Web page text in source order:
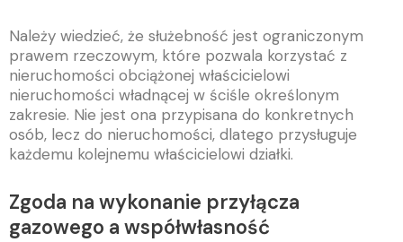
Należy wiedzieć, że służebność jest ograniczonym
prawem rzeczowym, które pozwala korzystać z
nieruchomości obciążonej właścicielowi
nieruchomości władnącej w ściśle określonym
zakresie. Nie jest ona przypisana do konkretnych
osób, lecz do nieruchomości, dlatego przysługuje
każdemu kolejnemu właścicielowi działki.
Zgoda na wykonanie przyłącza
gazowego a współwłasność